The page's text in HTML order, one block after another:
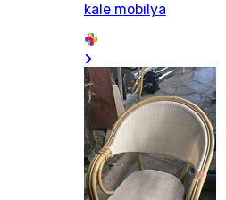
kale mobilya